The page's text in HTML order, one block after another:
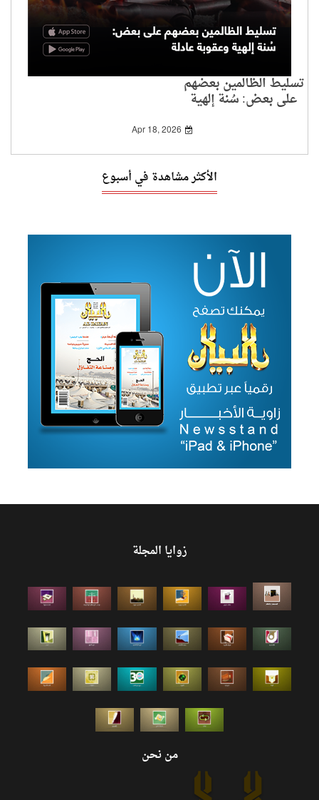
تسليط الظالمين بعضهم
على بعض: سُنة إلهية
وعقوبة عادلة
Apr 18, 2026
الأكثر مشاهدة في أسبوع
زوايا المجلة
من نحن